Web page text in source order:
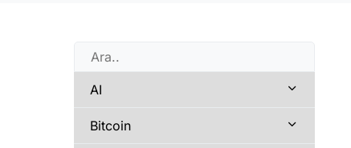
AI
Bitcoin